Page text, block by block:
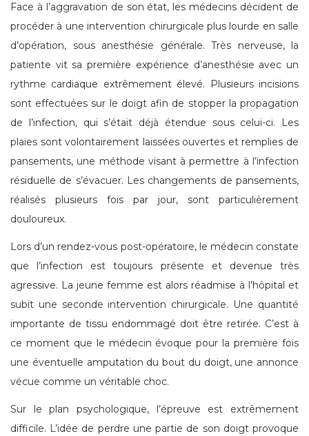
Face à l’aggravation de son état, les médecins décident de
procéder à une intervention chirurgicale plus lourde en salle
d’opération, sous anesthésie générale. Très nerveuse, la
patiente vit sa première expérience d’anesthésie avec un
rythme cardiaque extrêmement élevé. Plusieurs incisions
sont effectuées sur le doigt afin de stopper la propagation
de l’infection, qui s’était déjà étendue sous celui-ci. Les
plaies sont volontairement laissées ouvertes et remplies de
pansements, une méthode visant à permettre à l’infection
résiduelle de s’évacuer. Les changements de pansements,
réalisés plusieurs fois par jour, sont particulièrement
douloureux.
Lors d’un rendez-vous post-opératoire, le médecin constate
que l’infection est toujours présente et devenue très
agressive. La jeune femme est alors réadmise à l’hôpital et
subit une seconde intervention chirurgicale. Une quantité
importante de tissu endommagé doit être retirée. C’est à
ce moment que le médecin évoque pour la première fois
une éventuelle amputation du bout du doigt, une annonce
vécue comme un véritable choc.
Sur le plan psychologique, l’épreuve est extrêmement
difficile. L’idée de perdre une partie de son doigt provoque